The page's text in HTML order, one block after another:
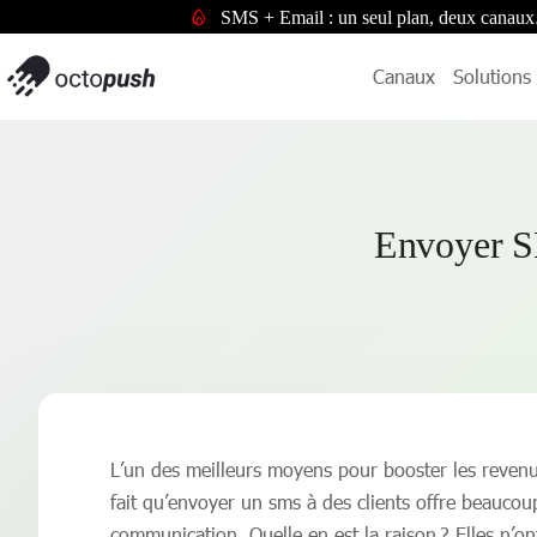
SMS + Email : un seul plan, deux canaux
Canaux Solutions
Envoyer
L’un des meilleurs moyens pour booster les
fait qu’envoyer un sms à des clients offre